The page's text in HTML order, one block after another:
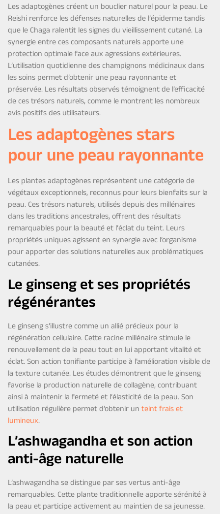
Les adaptogènes créent un bouclier naturel pour la peau. Le
Reishi renforce les défenses naturelles de l’épiderme tandis
que le Chaga ralentit les signes du vieillissement cutané. La
synergie entre ces composants naturels apporte une
protection optimale face aux agressions extérieures.
L’utilisation quotidienne des champignons médicinaux dans
les soins permet d’obtenir une peau rayonnante et
préservée. Les résultats observés témoignent de l’efficacité
de ces trésors naturels, comme le montrent les nombreux
avis positifs des utilisateurs.
Les adaptogènes stars
pour une peau rayonnante
Les plantes adaptogènes représentent une catégorie de
végétaux exceptionnels, reconnus pour leurs bienfaits sur la
peau. Ces trésors naturels, utilisés depuis des millénaires
dans les traditions ancestrales, offrent des résultats
remarquables pour la beauté et l’éclat du teint. Leurs
propriétés uniques agissent en synergie avec l’organisme
pour apporter des solutions naturelles aux problématiques
cutanées.
Le ginseng et ses propriétés
régénérantes
Le ginseng s’illustre comme un allié précieux pour la
régénération cellulaire. Cette racine millénaire stimule le
renouvellement de la peau tout en lui apportant vitalité et
éclat. Son action tonifiante participe à l’amélioration visible de
la texture cutanée. Les études démontrent que le ginseng
favorise la production naturelle de collagène, contribuant
ainsi à maintenir la fermeté et l’élasticité de la peau. Son
utilisation régulière permet d’obtenir unteint frais et
lumineux.
L’ashwagandha et son action
anti-âge naturelle
L’ashwagandha se distingue par ses vertus anti-âge
remarquables. Cette plante traditionnelle apporte sérénité à
la peau et participe activement au maintien de sa jeunesse.